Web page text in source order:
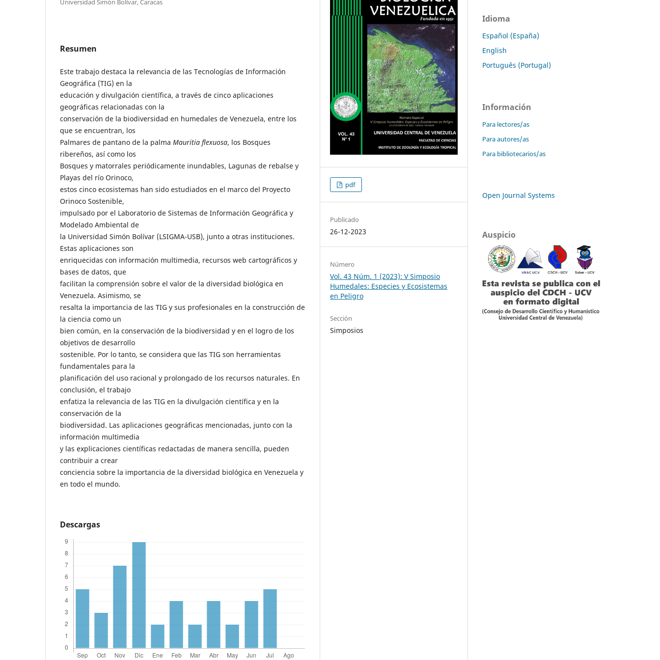
Universidad Simón Bolívar, Caracas
Resumen
Este trabajo destaca la relevancia de las Tecnologías de Información
Geográfica (TIG) en la
educación y divulgación científica, a través de cinco aplicaciones
geográficas relacionadas con la
conservación de la biodiversidad en humedales de Venezuela, entre los
que se encuentran, los
Palmares de pantano de la palma Mauritia flexuosa, los Bosques
ribereños, así como los
Bosques y matorrales periódicamente inundables, Lagunas de rebalse y
Playas del río Orinoco,
estos cinco ecosistemas han sido estudiados en el marco del Proyecto
Orinoco Sostenible,
impulsado por el Laboratorio de Sistemas de Información Geográfica y
Modelado Ambiental de
la Universidad Simón Bolívar (LSIGMA-USB), junto a otras instituciones.
Estas aplicaciones son
enriquecidas con información multimedia, recursos web cartográficos y
bases de datos, que
facilitan la comprensión sobre el valor de la diversidad biológica en
Venezuela. Asimismo, se
resalta la importancia de las TIG y sus profesionales en la construcción de
la ciencia como un
bien común, en la conservación de la biodiversidad y en el logro de los
objetivos de desarrollo
sostenible. Por lo tanto, se considera que las TIG son herramientas
fundamentales para la
planificación del uso racional y prolongado de los recursos naturales. En
conclusión, el trabajo
enfatiza la relevancia de las TIG en la divulgación científica y en la
conservación de la
biodiversidad. Las aplicaciones geográficas mencionadas, junto con la
información multimedia
y las explicaciones científicas redactadas de manera sencilla, pueden
contribuir a crear
conciencia sobre la importancia de la diversidad biológica en Venezuela y
en todo el mundo.
Descargas
pdf
Publicado
26-12-2023
Número
Vol. 43 Núm. 1 (2023): V Simposio
Humedales: Especies y Ecosistemas
en Peligro
Sección
Simposios
Idioma
Español (España)
English
Português (Portugal)
Información
Para lectores/as
Para autores/as
Para bibliotecarios/as
Open Journal Systems
Auspicio